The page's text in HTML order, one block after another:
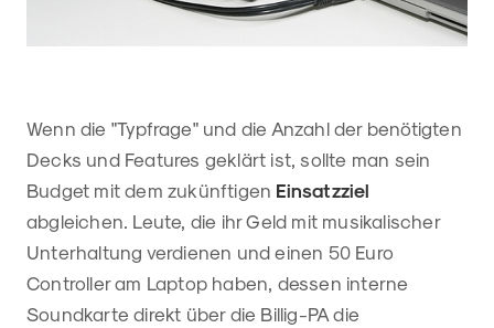
Wenn die "Typfrage" und die Anzahl der benötigten
Decks und Features geklärt ist, sollte man sein
Budget mit dem zukünftigen Einsatzziel
abgleichen. Leute, die ihr Geld mit musikalischer
Unterhaltung verdienen und einen 50 Euro
Controller am Laptop haben, dessen interne
Soundkarte direkt über die Billig-PA die